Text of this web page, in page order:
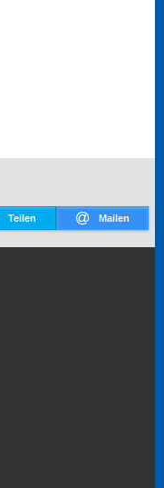
Teilen Mailen